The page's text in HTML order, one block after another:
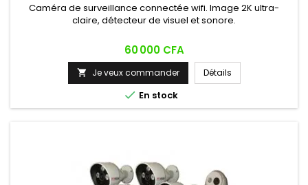
Caméra de surveillance connectée wifi. Image 2K ultra-
claire, détecteur de visuel et sonore.
Prix
60 000 CFA
 Je veux commander Détails
 En stock